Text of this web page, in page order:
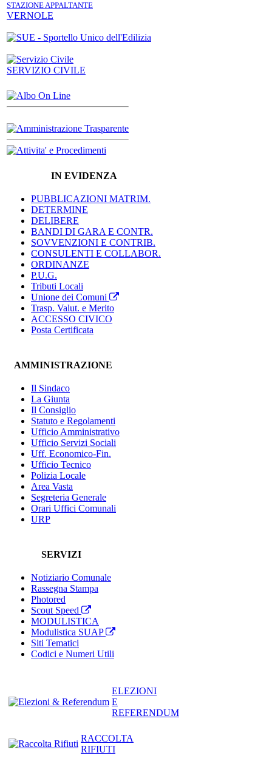
STAZIONE APPALTANTE
VERNOLE
SERVIZIO CIVILE
IN EVIDENZA
PUBBLICAZIONI MATRIM.
DETERMINE
DELIBERE
BANDI DI GARA E CONTR.
SOVVENZIONI E CONTRIB.
CONSULENTI E COLLABOR.
ORDINANZE
P.U.G.
Tributi Locali
Unione dei Comuni
Trasp. Valut. e Merito
ACCESSO CIVICO
Posta Certificata
AMMINISTRAZIONE
Il Sindaco
La Giunta
Il Consiglio
Statuto e Regolamenti
Ufficio Amministrativo
Ufficio Servizi Sociali
Uff. Economico-Fin.
Ufficio Tecnico
Polizia Locale
Area Vasta
Segreteria Generale
Orari Uffici Comunali
URP
SERVIZI
Notiziario Comunale
Rassegna Stampa
Photored
Scout Speed
MODULISTICA
Modulistica SUAP
Siti Tematici
Codici e Numeri Utili
ELEZIONI
E
REFERENDUM
RACCOLTA
RIFIUTI